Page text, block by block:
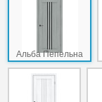
Альба Пепельна